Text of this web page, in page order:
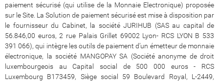
paiement sécurisé (qui utilise de la Monnaie Electronique) proposée
sur le Site. La Solution de paiement sécurisé est mise à disposition par
le fournisseur du Cabinet, la société JURIHUB (SAS au capital de
56.846,00 euros, 2 rue Palais Grillet 69002 Lyon- RCS LYON B 533
391 066), qui intègre les outils de paiement d’un émetteur de monnaie
électronique, la société MANGOPAY SA (Société anonyme de droit
luxembourgeois au Capital social de 500 000 euros - RCS
Luxembourg B173459, Siège social 59 Boulevard Royal, L-2449,